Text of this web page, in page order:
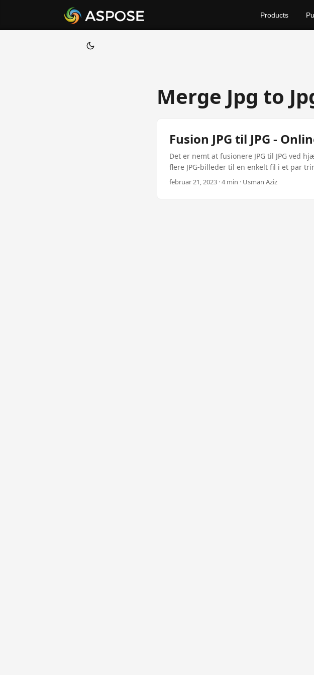
Products
Merge Jpg to
Fusion JPG til JPG -
Det er nemt at fusionere JPG til JPG ved
flere JPG-billeder til en enkelt fil i et par
februar 21, 2023 · 4 min · Usman Aziz